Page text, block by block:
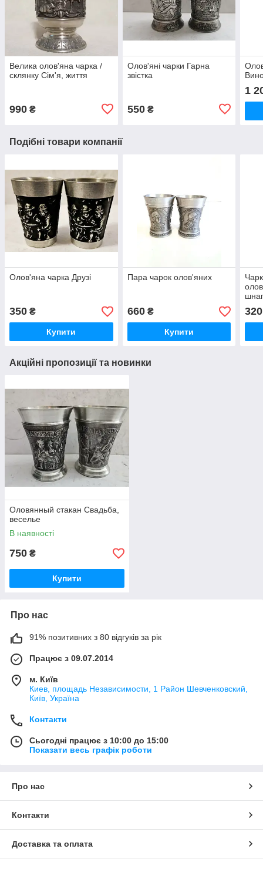
Велика олов'яна чарка /
склянку Сім'я, життя
990 ₴
Олов'яні чарки Гарна
звістка
550₴
1
Подібні товари компанії
Олов'яна чарка Друзі
350 ₴
Купити
Пара чарок олов'яних
660₴
Купити
320
Акційні пропозиції та новинки
Оловянный стакан Свадьба,
веселье
В наявності
750 ₴
Купити
Про нас
91% позитивних з 80 відгуків за рік
Працює з 09.07.2014
м. Київ
Киев, площадь Независимости, 1 Район Шевченковский,
Київ, Україна
Контакти
Сьогодні працює з 10:00 до 15:00
Показати весь графік роботи
Про нас
Контакти
Доставка та оплата